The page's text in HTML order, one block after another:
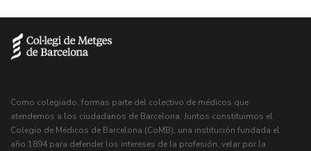
Como colegiado, formas parte del colectivo de médicos que
atendemos a los ciudadanos de Barcelona. Juntos constituimos el
Colegio de Médicos de Barcelona (CoMB), una institución fundada el
año 1894 para defender los intereses de la profesión, velar por la